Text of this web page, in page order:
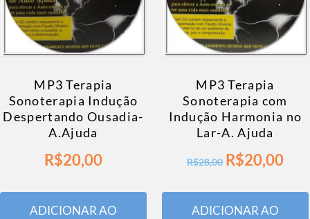
MP3 Terapia
Sonoterapia Indução
Despertando Ousadia-
A.Ajuda
R$20,00
ADICIONAR AO
MP3 Terapia
Sonoterapia com
Indução Harmonia no
Lar-A. Ajuda
R$28,00 R$20,00
ADICIONAR AO